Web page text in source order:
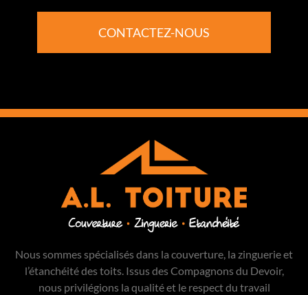
CONTACTEZ-NOUS
Nous sommes spécialisés dans la couverture, la zinguerie et
l’étanchéité des toits. Issus des Compagnons du Devoir,
nous privilégions la qualité et le respect du travail